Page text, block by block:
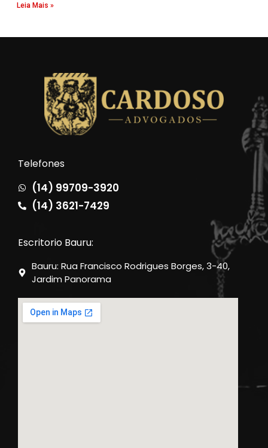
Leia Mais »
Telefones
(14) 99709-3920
(14) 3621-7429
Escritorio Bauru:
Bauru: Rua Francisco Rodrigues Borges, 3-40,
Jardim Panorama